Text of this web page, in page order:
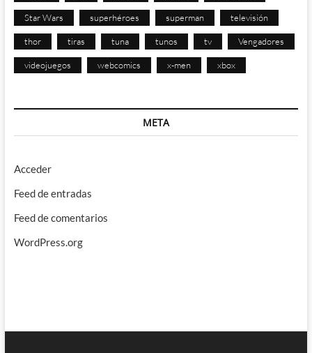
Star Wars superhéroes superman televisión
thor tiras tuna tunos tv Vengadores
videojuegos webcomics x-men xbox
META
Acceder
Feed de entradas
Feed de comentarios
WordPress.org